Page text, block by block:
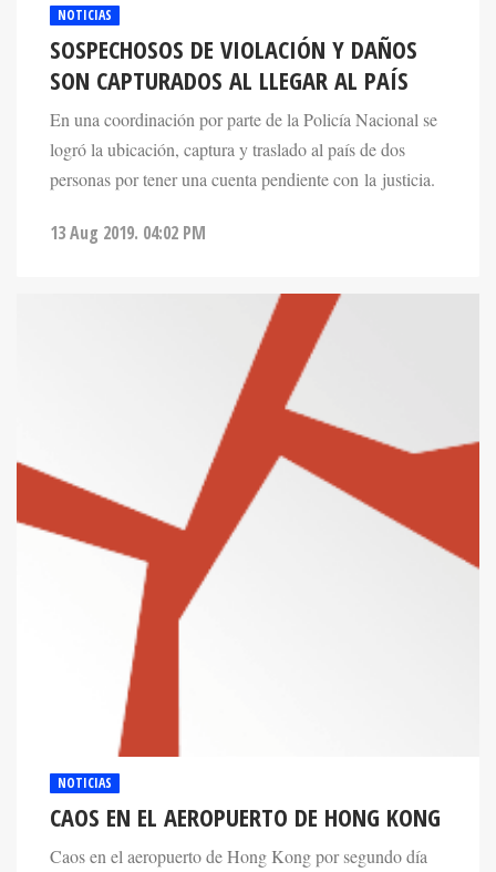
NOTICIAS
SOSPECHOSOS DE VIOLACIÓN Y DAÑOS
SON CAPTURADOS AL LLEGAR AL PAÍS
En una coordinación por parte de la Policía Nacional se
logró la ubicación, captura y traslado al país de dos
personas por tener una cuenta pendiente con la justicia.
13 Aug 2019. 04:02 PM
NOTICIAS
CAOS EN EL AEROPUERTO DE HONG KONG
Caos en el aeropuerto de Hong Kong por segundo día